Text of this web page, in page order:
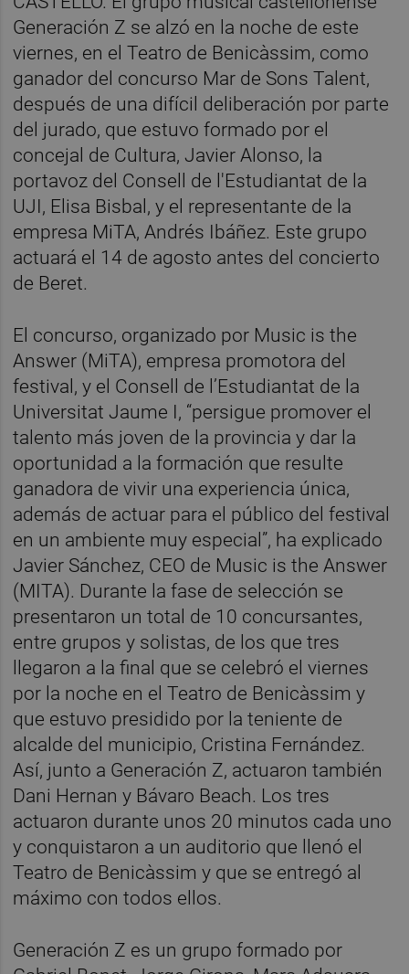
Generación Z se alzó en la noche de este
viernes, en el Teatro de Benicàssim, como
ganador del concurso Mar de Sons Talent,
después de una difícil deliberación por parte
del jurado, que estuvo formado por el
concejal de Cultura, Javier Alonso, la
portavoz del Consell de l'Estudiantat de la
UJI, Elisa Bisbal, y el representante de la
empresa MiTA, Andrés Ibáñez. Este grupo
actuará el 14 de agosto antes del concierto
de Beret.
El concurso, organizado por Music is the
Answer (MiTA), empresa promotora del
festival, y el Consell de l’Estudiantat de la
Universitat Jaume I, “persigue promover el
talento más joven de la provincia y dar la
oportunidad a la formación que resulte
ganadora de vivir una experiencia única,
además de actuar para el público del festival
en un ambiente muy especial”, ha explicado
Javier Sánchez, CEO de Music is the Answer
(MITA). Durante la fase de selección se
presentaron un total de 10 concursantes,
entre grupos y solistas, de los que tres
llegaron a la final que se celebró el viernes
por la noche en el Teatro de Benicàssim y
que estuvo presidido por la teniente de
alcalde del municipio, Cristina Fernández.
Así, junto a Generación Z, actuaron también
Dani Hernan y Bávaro Beach. Los tres
actuaron durante unos 20 minutos cada uno
y conquistaron a un auditorio que llenó el
Teatro de Benicàssim y que se entregó al
máximo con todos ellos.
Generación Z es un grupo formado por